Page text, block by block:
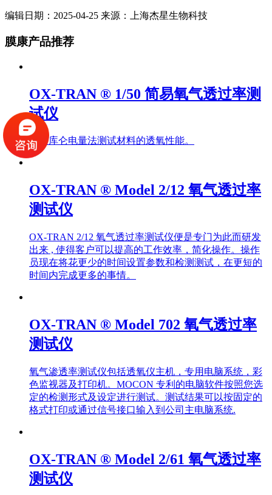
编辑日期：2025-04-25 来源：上海杰星生物科技
膜康产品推荐
OX-TRAN ® 1/50 简易氧气透过率测
试仪
采用库仑电量法测试材料的透氧性能。
OX-TRAN ® Model 2/12 氧气透过率
测试仪
OX-TRAN 2/12 氧气透过率测试仪便是专门为此而研发
出来 , 使得客户可以提高的工作效率，简化操作。操作
员现在将花更少的时间设置参数和检测测试，在更短的
时间内完成更多的事情。
OX-TRAN ® Model 702 氧气透过率
测试仪
氧气渗透率测试仪包括透氧仪主机，专用电脑系统，彩
色监视器及打印机。MOCON 专利的电脑软件按照您选
定的检测形式及设定进行测试。测试结果可以按固定的
格式打印或通过信号接口输入到公司主电脑系统.
OX-TRAN ® Model 2/61 氧气透过率
测试仪